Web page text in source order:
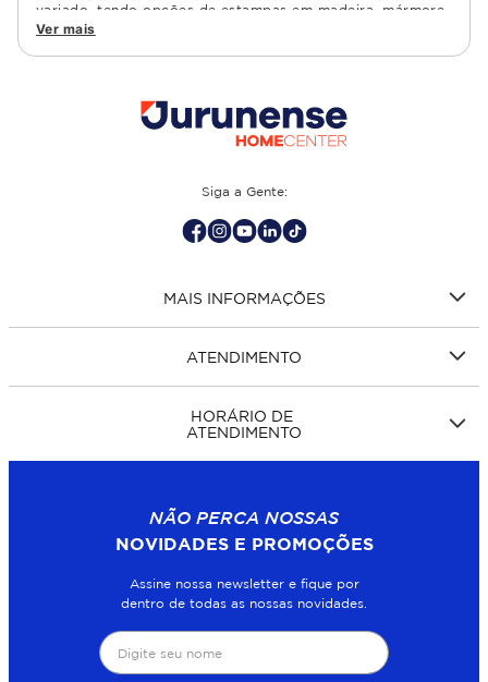
variado, tendo opções de estampas em madeira, mármore,
granito, cimento, geométrico, e muito mais Confira as
cozinha, quarto, sala de estar.
Ver mais
Siga a Gente:
MAIS INFORMAÇÕES
ATENDIMENTO
HORÁRIO DE
ATENDIMENTO
NÃO PERCA NOSSAS
NOVIDADES E PROMOÇÕES
Assine nossa newsletter e fique por
dentro de todas as nossas novidades.